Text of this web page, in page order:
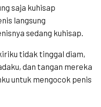
saja kuhisap
langsung
sedang kuhisap.
tidak tinggal diam,
dan tangan mereka
untuk mengocok penis